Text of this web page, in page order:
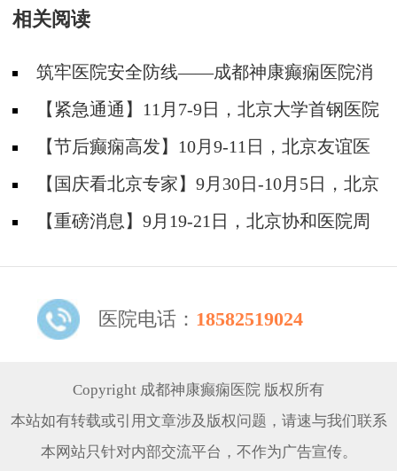
相关阅读
筑牢医院安全防线——成都神康癫痫医院消
防安全培训纪实
【紧急通通】11月7-9日，北京大学首钢医院
神经内科胡颖教授亲临成都会诊，破解癫痫疑难
【节后癫痫高发】10月9-11日，北京友谊医
院陈葵博士免费会诊+治疗援助，破解癫痫难
题！
【国庆看北京专家】9月30日-10月5日，北京
天坛&首钢医院两大专家蓉城亲诊+癫痫大额救
【重磅消息】9月19-21日，北京协和医院周
线！
医院电话： 18582519024
Copyright 成都神康癫痫医院 版权所有
本站如有转载或引用文章涉及版权问题，请速与我们联系
本网站只针对内部交流平台，不作为广告宣传。